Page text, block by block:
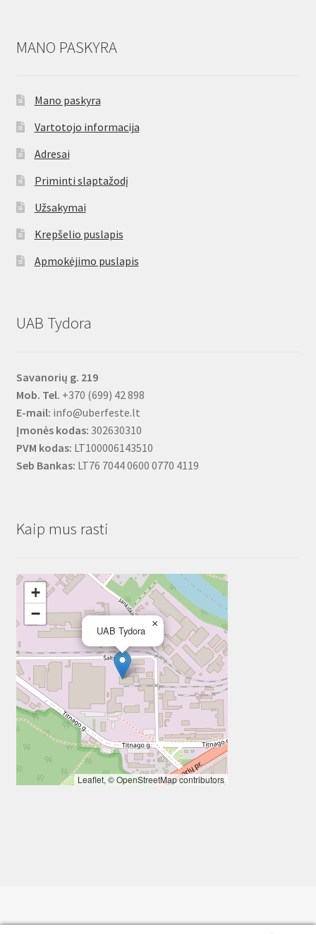
MANO PASKYRA
Mano paskyra
Vartotojo informacija
Adresai
Priminti slaptažodį
Užsakymai
Krepšelio puslapis
Apmokėjimo puslapis
UAB Tydora
Savanorių g. 219
Mob. Tel. +370 (699) 42 898
E-mail: info@uberfeste.lt
Įmonės kodas: 302630310
PVM kodas: LT100006143510
Seb Bankas: LT76 7044 0600 0770 4119
Kaip mus rasti
UAB Tydora
×
+
−
Leaflet, ©OpenStreetMapcontributors